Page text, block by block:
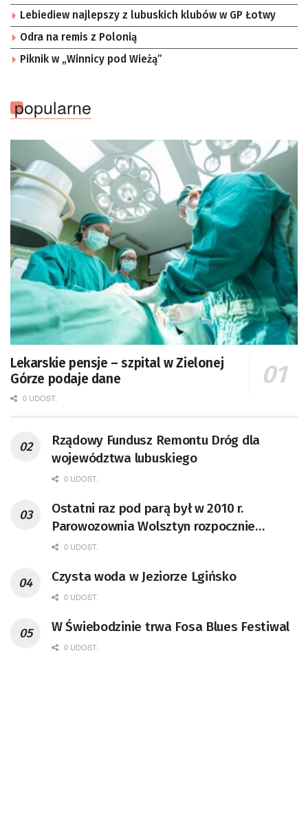
Lebiediew najlepszy z lubuskich klubów w GP Łotwy
Odra na remis z Polonią
Piknik w „Winnicy pod Wieżą”
popularne
Lekarskie pensje – szpital w Zielonej
Górze podaje dane
0 UDOST.
Rządowy Fundusz Remontu Dróg dla
województwa lubuskiego
0 UDOST.
Ostatni raz pod parą był w 2010 r.
Parowozownia Wolsztyn rozpocznie
remont unikatowego Tr5-65
0 UDOST.
Czysta woda w Jeziorze Lgińsko
0 UDOST.
W Świebodzinie trwa Fosa Blues Festiwal
0 UDOST.